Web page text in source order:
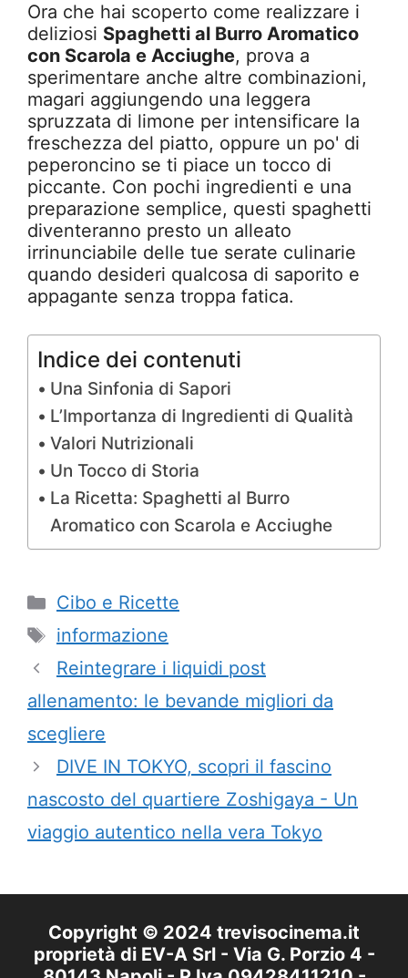
Ora che hai scoperto come realizzare i
deliziosi Spaghetti al Burro Aromatico
con Scarola e Acciughe, prova a
sperimentare anche altre combinazioni,
magari aggiungendo una leggera
spruzzata di limone per intensificare la
freschezza del piatto, oppure un po' di
peperoncino se ti piace un tocco di
piccante. Con pochi ingredienti e una
preparazione semplice, questi spaghetti
diventeranno presto un alleato
irrinunciabile delle tue serate culinarie
quando desideri qualcosa di saporito e
appagante senza troppa fatica.
Indice dei contenuti
Una Sinfonia di Sapori
L’Importanza di Ingredienti di Qualità
Valori Nutrizionali
Un Tocco di Storia
La Ricetta: Spaghetti al Burro
Aromatico con Scarola e Acciughe
Categorie
Cibo e Ricette
Tag
informazione
Reintegrare i liquidi post
allenamento: le bevande migliori da
scegliere
DIVE IN TOKYO, scopri il fascino
nascosto del quartiere Zoshigaya - Un
viaggio autentico nella vera Tokyo
Copyright © 2024 trevisocinema.it
proprietà di EV-A Srl - Via G. Porzio 4 -